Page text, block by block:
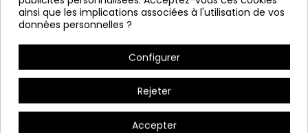
ainsi que les implications associées à l'utilisation de vos
données personnelles ?
Configurer
Rejeter
Accepter